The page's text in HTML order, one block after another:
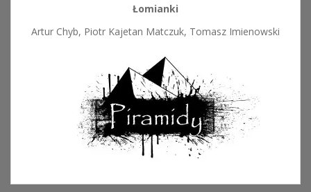
Łomianki
Artur Chyb, Piotr Kajetan Matczuk, Tomasz Imienowski